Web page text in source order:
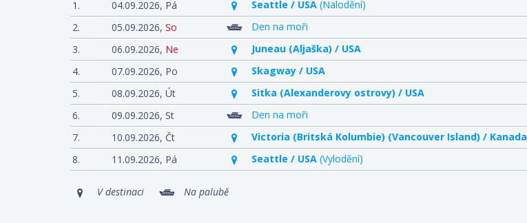
1.
04.09.2026, Pá Seattle / USA (Nalodění)
2.
05.09.2026, So Den na moři
3.
06.09.2026, Ne Juneau (Aljaška) / USA
4.
07.09.2026, Po Skagway / USA
5.
08.09.2026, Út Sitka (Alexanderovy ostrovy) / USA
6.
09.09.2026, St Den na moři
7.
10.09.2026, Čt Victoria (Britská Kolumbie) (Vancouver Island) / Kanada
8.
11.09.2026, Pá Seattle / USA (Vylodění)
V destinaci Na palubě